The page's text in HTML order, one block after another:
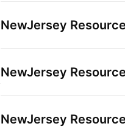
NewJersey
NewJersey
NewJersey